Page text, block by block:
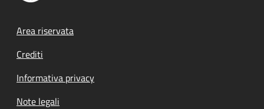
Footer menu
Area riservata
Crediti
Informativa privacy
Note legali